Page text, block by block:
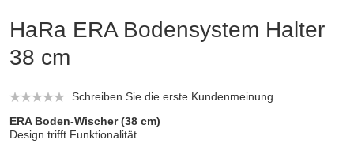
HaRa ERA Bodensystem Halter
38 cm
Schreiben Sie die erste Kundenmeinung
ERA Boden-Wischer (38 cm)
Design trifft Funktionalität